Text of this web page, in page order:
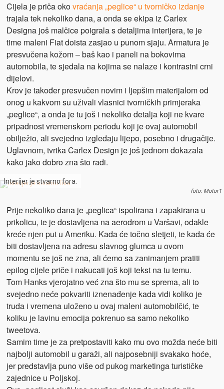
Cijela je priča okovraćanja „peglice“ u tvorničko izdanje
trajala tek nekoliko dana, a onda se ekipa iz Carlex
Designa još malčice poigrala s detaljima interijera, te je
time maleni Fiat doista zasjao u punom sjaju. Armatura je
presvučena kožom – baš kao i paneli na bokovima
automobila, te sjedala na kojima se nalaze i kontrastni crni
dijelovi.
Krov je također presvučen novim i ljepšim materijalom od
onog u kakvom su uživali vlasnici tvorničkih primjeraka
„peglice“, a onda je tu još i nekoliko detalja koji ne kvare
pripadnost vremenskom periodu koji je ovaj automobil
obilježio, ali svejedno izgledaju lijepo, posebno i drugačije.
Uglavnom, tvrtka Carlex Design je još jednom dokazala
kako jako dobro zna što radi.
Interijer je stvarno fora.
foto: Motor1
Prije nekoliko dana je „peglica“ ispolirana i zapakirana u
prikolicu, te je dostavljena na aerodrom u Varšavi, odakle
kreće njen put u Ameriku. Kada će točno sletjeti, te kada će
biti dostavljena na adresu slavnog glumca u ovom
momentu se još ne zna, ali ćemo sa zanimanjem pratiti
epilog cijele priče i nakucati još koji tekst na tu temu.
Tom Hanks vjerojatno već zna što mu se sprema, ali to
svejedno neće pokvariti iznenađenje kada vidi koliko je
truda i vremena uloženo u ovaj maleni automobilčić, te
koliku je lavinu emocija pokrenuo sa samo nekoliko
tweetova.
Samim time je za pretpostaviti kako mu ovo možda neće biti
najbolji automobil u garaži, ali najposebniji svakako hoće,
jer predstavlja puno više od pukog marketinga turističke
zajednice u Poljskoj.